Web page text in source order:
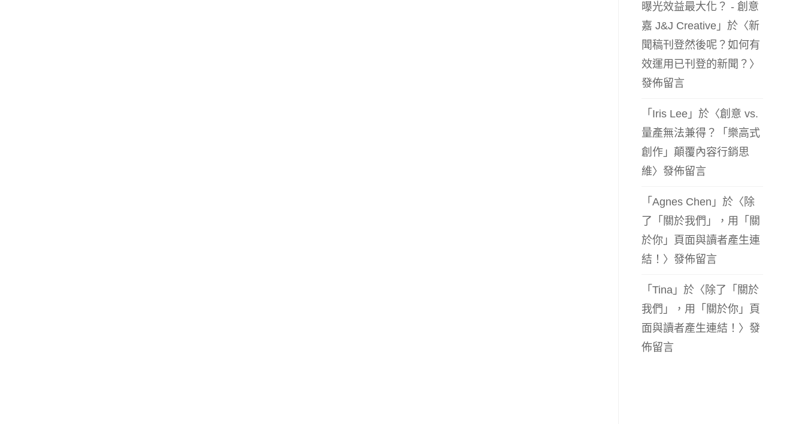
曝光效益最大化？ - 創意
嘉 J&J Creative 」於〈新
聞稿刊登然後呢？如何有
效運用已刊登的新聞？ 〉
發佈留言
「 Iris Lee 」於〈創意 vs.
量產無法兼得？「樂高式
創作」顛覆內容行銷思
維〉發佈留言
「Agnes Chen 」於〈 除
了「關於我們」，用「關
於你」頁面與讀者產生連
結！ 〉發佈留言
「Tina 」於〈 除了「關於
我們」，用「關於你」頁
面與讀者產生連結！ 〉發
佈留言